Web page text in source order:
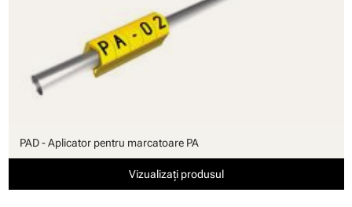
PAD - Aplicator pentru marcatoare PA
Vizualizați produsul